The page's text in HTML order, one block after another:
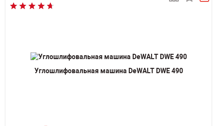
Углошлифовальная машина DeWALT DWE 490